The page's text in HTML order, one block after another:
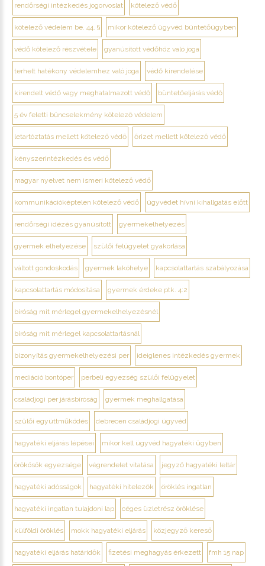
rendőrségi intézkedés jogorvoslat kötelező védő
kötelező védelem be. 44. § mikor kötelező ügyvéd büntetőügyben
védő kötelező részvétele gyanúsított védőhöz való joga
terhelt hatékony védelemhez való joga védő kirendelése
kirendelt védő vagy meghatalmazott védő büntetőeljárás védő
5 év feletti bűncselekmény kötelező védelem
letartóztatás mellett kötelező védő őrizet mellett kötelező védő
kényszerintézkedés és védő
magyar nyelvet nem ismeri kötelező védő
kommunikációképtelen kötelező védő ügyvédet hívni kihallgatás előtt
rendőrségi idézés gyanúsított gyermekelhelyezés
gyermek elhelyezése szülői felügyelet gyakorlása
váltott gondoskodás gyermek lakóhelye kapcsolattartás szabályozása
kapcsolattartás módosítása gyermek érdeke ptk. 4:2
bíróság mit mérlegel gyermekelhelyezésnél
bíróság mit mérlegel kapcsolattartásnál
bizonyítás gyermekelhelyezési per ideiglenes intézkedés gyermek
mediáció bontóper perbeli egyezség szülői felügyelet
családjogi per járásbíróság gyermek meghallgatása
szülői együttműködés debrecen családjogi ügyvéd
hagyatéki eljárás lépései mikor kell ügyvéd hagyatéki ügyben
örökösök egyezsége végrendelet vitatása jegyző hagyatéki leltár
hagyatéki adósságok hagyatéki hitelezők öröklés ingatlan
hagyatéki ingatlan tulajdoni lap céges üzletrész öröklése
külföldi öröklés mokk hagyatéki eljárás közjegyző kereső
hagyatéki eljárás határidők fizetési meghagyás érkezett fmh 15 nap